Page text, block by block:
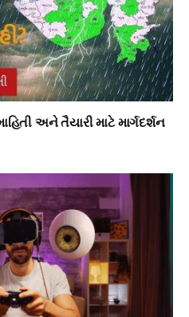
અને તૈયારી માટે માર્ગદર્શન